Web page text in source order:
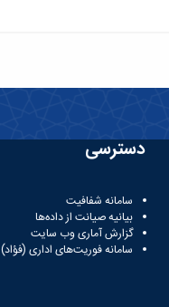
دسترسی
سامانه شفافیت
بیانیه صیانت از داده‌ها
گزارش آماری وب‌ سایت
سامانه فوریت‌های اداری (فؤاد)